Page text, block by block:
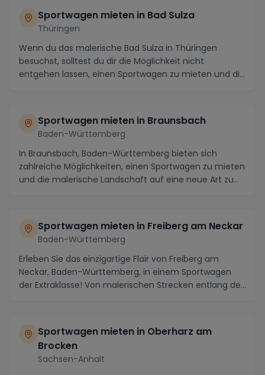
Sportwagen mieten in Bad Sulza
Thüringen
Wenn du das malerische Bad Sulza in Thüringen
besuchst, solltest du dir die Möglichkeit nicht
entgehen lassen, einen Sportwagen zu mieten und die
Sportwagen mieten in Braunsbach
Baden-Württemberg
In Braunsbach, Baden-Württemberg bieten sich
zahlreiche Möglichkeiten, einen Sportwagen zu mieten
und die malerische Landschaft auf eine neue Art zu
Sportwagen mieten in Freiberg am Neckar
Baden-Württemberg
Erleben Sie das einzigartige Flair von Freiberg am
Neckar, Baden-Württemberg, in einem Sportwagen
der Extraklasse! Von malerischen Strecken entlang de...
Sportwagen mieten in Oberharz am
Brocken
Sachsen-Anhalt